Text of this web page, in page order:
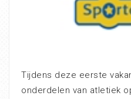
Tijdens deze eerste
onderdelen van atletiek